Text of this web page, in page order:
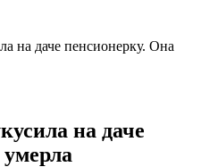
на даче пенсионерку. Она
на даче